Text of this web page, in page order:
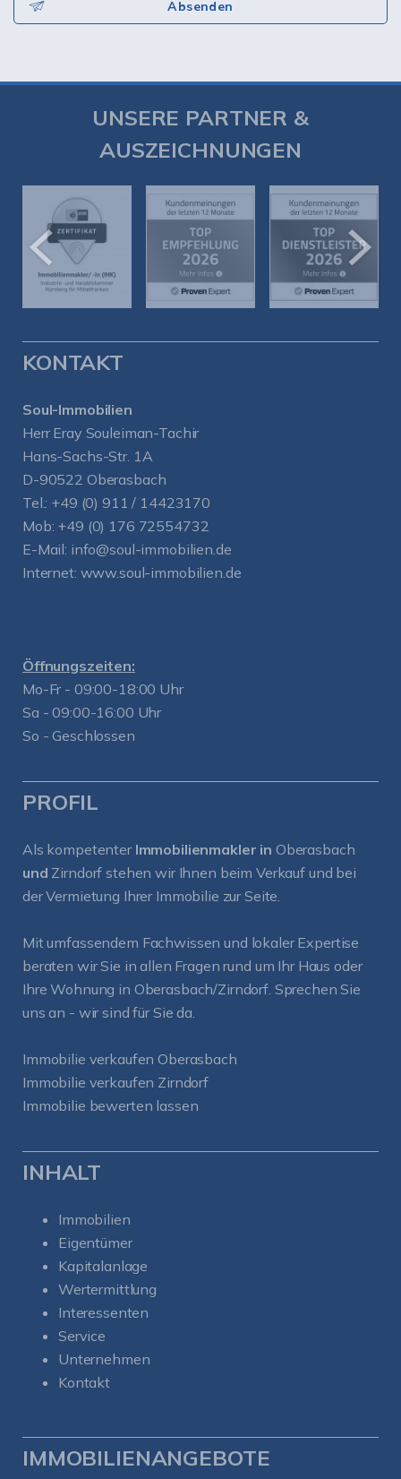
Absenden
UNSERE PARTNER &
AUSZEICHNUNGEN
KONTAKT
Soul-Immobilien
Herr Eray Souleiman-Tachir
Hans-Sachs-Str. 1A
D-90522 Oberasbach
Tel.: +49 (0) 911 / 14423170
Mob: +49 (0) 176 72554732
E-Mail: info@soul-immobilien.de
Internet: www.soul-immobilien.de
Öffnungszeiten:
Mo-Fr - 09:00-18:00 Uhr
Sa - 09:00-16:00 Uhr
So - Geschlossen
PROFIL
Als kompetenter Immobilienmakler in Oberasbach
und Zirndorf stehen wir Ihnen beim Verkauf und bei
der Vermietung Ihrer Immobilie zur Seite.
Mit umfassendem Fachwissen und lokaler Expertise
beraten wir Sie in allen Fragen rund um Ihr Haus oder
Ihre Wohnung in Oberasbach/Zirndorf. Sprechen Sie
uns an - wir sind für Sie da.
Immobilie verkaufen Oberasbach
Immobilie verkaufen Zirndorf
Immobilie bewerten lassen
INHALT
Immobilien
Eigentümer
Kapitalanlage
Wertermittlung
Interessenten
Service
Unternehmen
Kontakt
IMMOBILIENANGEBOTE